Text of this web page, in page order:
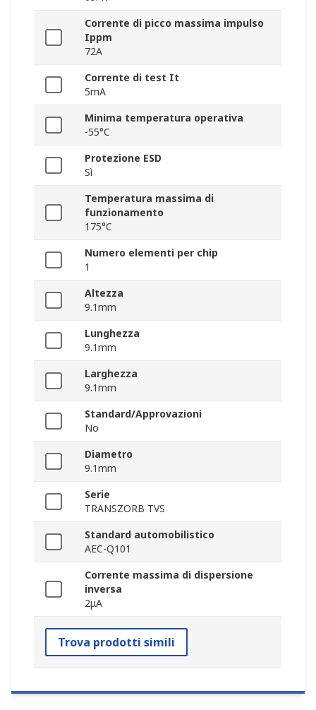
Corrente di picco massima impulso
Ippm
72A
Corrente di test It
5mA
Minima temperatura operativa
-55°C
Protezione ESD
Sì
Temperatura massima di
funzionamento
175°C
Numero elementi per chip
1
Altezza
9.1mm
Lunghezza
9.1mm
Larghezza
9.1mm
Standard/Approvazioni
No
Diametro
9.1mm
Serie
TRANSZORB TVS
Standard automobilistico
AEC-Q101
Corrente massima di dispersione
inversa
2μA
Trova prodotti simili